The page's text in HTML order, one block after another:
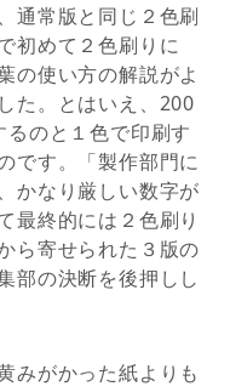
通常版と同じ２色刷
初めて２色刷りに
の使い方の解説がよ
た。とはいえ、200
のと１色で印刷す
です。「製作部門に
かなり厳しい数字が
最終的には２色刷り
ら寄せられた３版の
部の決断を後押しし
みがかった紙よりも